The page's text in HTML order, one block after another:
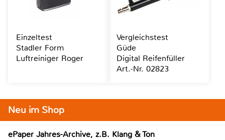
Neu im Shop
ePaper Jahres-Archive, z.B. Klang & Ton
Einzeltest
Stadler Form
Luftreiniger Roger
Vergleichstest
Güde
Digital Reifenfüller
Art.-Nr. 02823